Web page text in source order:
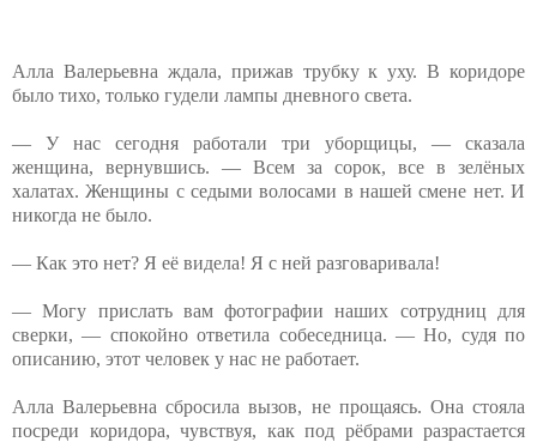
Алла Валерьевна ждала, прижав трубку к уху. В коридоре
было тихо, только гудели лампы дневного света.
— У нас сегодня работали три уборщицы, — сказала
женщина, вернувшись. — Всем за сорок, все в зелёных
халатах. Женщины с седыми волосами в нашей смене нет. И
никогда не было.
— Как это нет? Я её видела! Я с ней разговаривала!
— Могу прислать вам фотографии наших сотрудниц для
сверки, — спокойно ответила собеседница. — Но, судя по
описанию, этот человек у нас не работает.
Алла Валерьевна сбросила вызов, не прощаясь. Она стояла
посреди коридора, чувствуя, как под рёбрами разрастается